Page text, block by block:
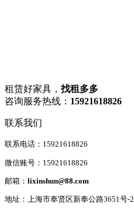
租赁好家具， 找租多多
咨询服务热线： 15921618826
联系我们
联系电话：15921618826
微信账号：15921618826
邮箱： lixinshun@88.com
地址：上海市奉贤区新奉公路3651号-2